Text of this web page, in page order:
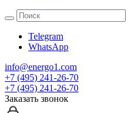
Telegram
WhatsApp
info@energo1.com
+7 (495) 241-26-70
+7 (495) 241-26-70
Заказать звонок